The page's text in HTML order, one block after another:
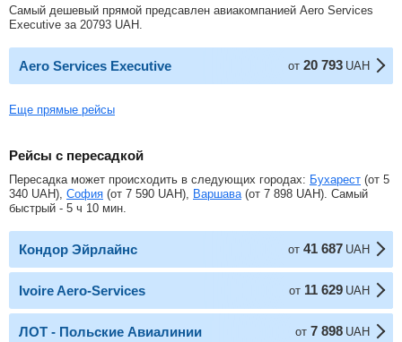
Самый дешевый прямой предсавлен авиакомпанией Aero Services
Executive за 20793 UAH
Aero Services Executive от 20 793 UAH
Еще прямые рейсы
Рейсы с пересадкой
Пересадка может происходить в следующих городах: Бухарест (от 5
340 UAH), София (от 7 590 UAH), Варшава (от 7 898 UAH). Самый
быстрый - 5 ч 10 мин.
Кондор Эйрлайнс от 41 687 UAH
Ivoire Aero-Services от 11 629 UAH
ЛОТ - Польские Авиалинии от 7 898 UAH